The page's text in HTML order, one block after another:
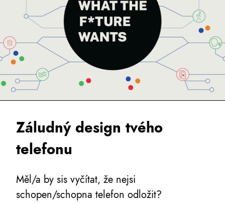
Záludný design tvého
telefonu
Měl/a by sis vyčítat, že nejsi
schopen/schopna telefon odložit?